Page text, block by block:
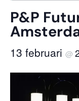
P&P
13 februari @